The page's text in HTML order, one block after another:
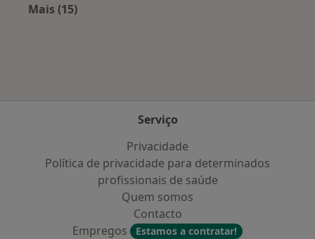
Mais (15)
Serviço
Privacidade
Política de privacidade para determinados
profissionais de saúde
Quem somos
Contacto
Empregos
Estamos a contratar!